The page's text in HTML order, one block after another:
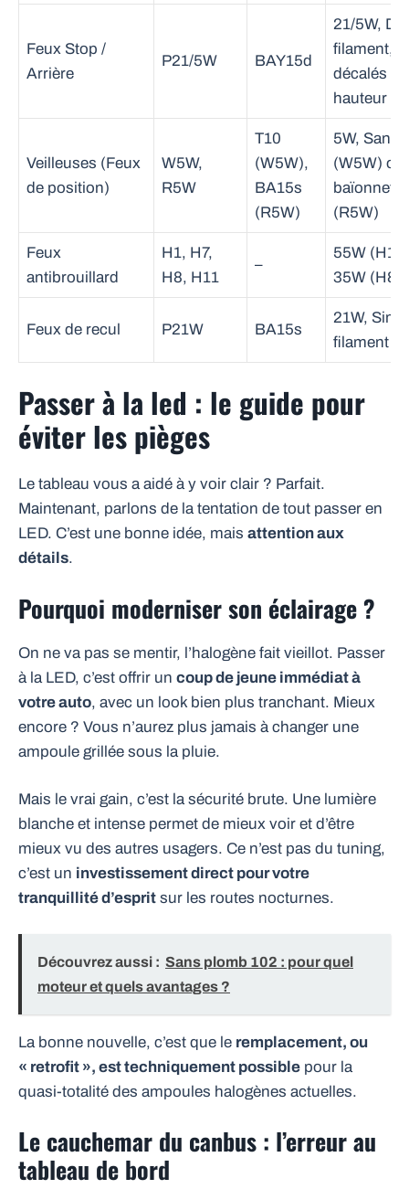
Feux Stop /
Arrière
P21/5W BAY15d
21/5W,
filament,
décalés en
hauteur
Veilleuses (Feux
de position)
W5W,
R5W
T10
(W5W),
BA15s
(R5W)
5W, Sans
(W5W) ou
baïonnette
(R5W)
Feux
antibrouillard
H1, H7,
H8, H11
–
55W (H1/
35W (H8/
Feux de recul P21W BA15s
21W,
filament
Passer à la led : le guide pour
éviter les pièges
Le tableau vous a aidé à y voir clair ? Parfait.
Maintenant, parlons de la tentation de tout passer en
LED. C’est une bonne idée, mais attention aux
détails.
Pourquoi moderniser son éclairage ?
On ne va pas se mentir, l’halogène fait vieillot. Passer
à la LED, c’est offrir un coup de jeune immédiat à
votre auto, avec un look bien plus tranchant. Mieux
encore ? Vous n’aurez plus jamais à changer une
ampoule grillée sous la pluie.
Mais le vrai gain, c’est la sécurité brute. Une lumière
blanche et intense permet de mieux voir et d’être
mieux vu des autres usagers. Ce n’est pas du tuning,
c’est un investissement direct pour votre
tranquillité d’esprit sur les routes nocturnes.
Découvrez aussi : Sans plomb 102 : pour quel
moteur et quels avantages ?
La bonne nouvelle, c’est que le remplacement, ou
« retrofit », est techniquement possible pour la
quasi-totalité des ampoules halogènes actuelles.
Le cauchemar du canbus : l’erreur au
tableau de bord